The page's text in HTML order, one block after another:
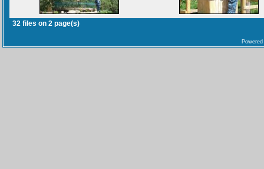
32 files on 2 page(s)